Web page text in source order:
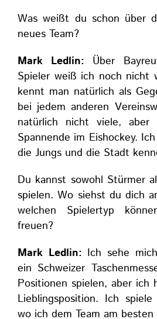
Was weißt du schon über
neues Team?
Mark Ledlin: Über
Spieler weiß ich noch nicht
kennt man natürlich als
bei jedem anderen
natürlich nicht viele,
Spannende im Eishockey.
die Jungs und die Stadt
Du kannst sowohl Stürmer
spielen. Wo siehst du dich
welchen Spielertyp
freuen?
Mark Ledlin: Ich sehe
ein Schweizer
Positionen spielen, aber ich
Lieblingsposition. Ich
wo ich dem Team am